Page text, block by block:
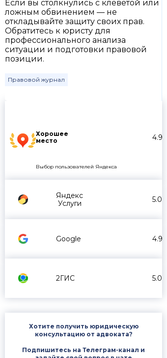
Хорошее
место
4.9
Выбор пользователей Яндекса
Яндекс
Услуги
5.0
Google 4.9
2ГИС 5.0
Хотите получить юридическую
консультацию от адвоката?
Подпишитесь на Телеграм-канал и
Если вы столкнулись с клеветой или
ложным обвинением — не
откладывайте защиту своих прав.
Обратитесь к юристу для
профессионального анализа
ситуации и подготовки правовой
позиции.
Правовой журнал